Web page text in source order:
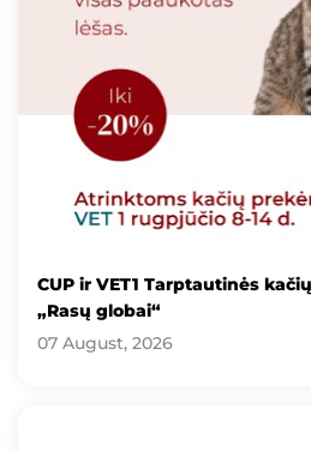
CUP ir VET1 Tarptautinės
„Rasų globai“
07 August, 2026